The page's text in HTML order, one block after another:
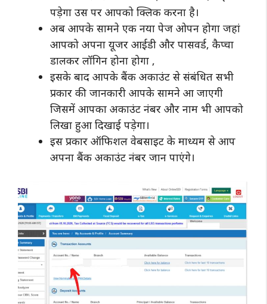
पड़ेगा उस पर आपको क्लिक करना है।
अब आपके सामने एक नया पेज ओपन होगा जहां
आपको अपना यूजर आईडी और पासवर्ड, कैप्चा
डालकर लॉगिन होना होगा ,
इसके बाद आपके बैंक अकाउंट से संबंधित सभी
प्रकार की जानकारी आपके सामने आ जाएगी
जिसमें आपका अकाउंट नंबर और नाम भी आपको
लिखा हुआ दिखाई पड़ेगा।
इस प्रकार ऑफिशल वेबसाइट के माध्यम से आप
अपना बैंक अकाउंट नंबर जान पाएंगे।